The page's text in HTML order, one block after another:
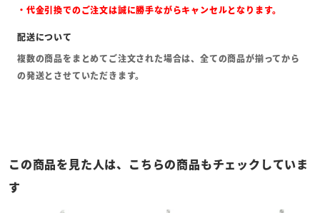
・代金引換でのご注文は誠に勝手ながらキャンセルとなります。
複数の商品をまとめてご注文された場合は、全ての商品が揃ってから
の発送とさせていただきます。
この商品を見た人は、こちらの商品もチェックしていま
す